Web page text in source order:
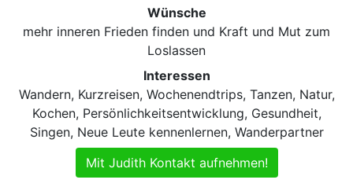
Wünsche
mehr inneren Frieden finden und Kraft und Mut zum
Loslassen
Interessen
Wandern, Kurzreisen, Wochenendtrips, Tanzen, Natur,
Kochen, Persönlichkeitsentwicklung, Gesundheit,
Singen, Neue Leute kennenlernen, Wanderpartner
Mit Judith Kontakt aufnehmen!